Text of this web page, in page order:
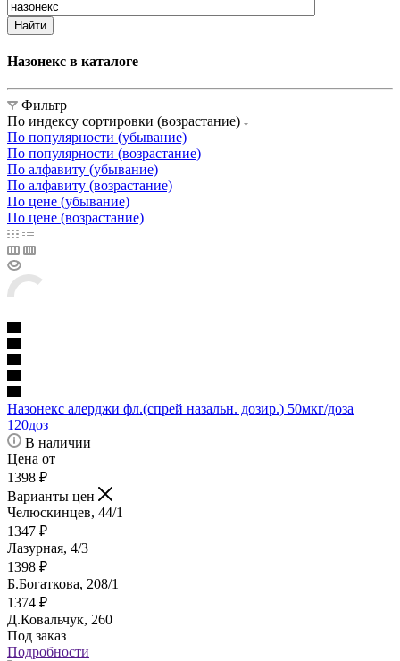
Найти
Назонекс в каталоге
Фильтр
По индексу сортировки (возрастание)
По популярности (убывание)
По популярности (возрастание)
По алфавиту (убывание)
По алфавиту (возрастание)
По цене (убывание)
По цене (возрастание)
Назонекс алерджи фл.(спрей назальн. дозир.) 50мкг/доза
120доз
В наличии
Цена от
1398 ₽
Варианты цен
Челюскинцев, 44/1
1347 ₽
Лазурная, 4/3
1398 ₽
Б.Богаткова, 208/1
1374 ₽
Д.Ковальчук, 260
Под заказ
Подробности